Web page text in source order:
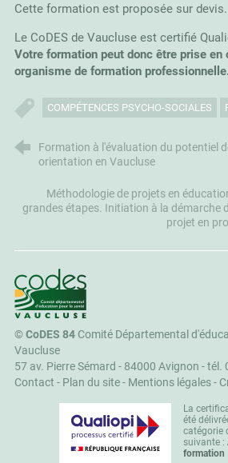
Cette formation est proposée sur devis.
Le CoDES de Vaucluse est certifié
Votre formation peut donc être prise en
organisme de formation professionnelle.
COMPÉTENCES PSYCHO-SOCIALES
Formation à l'évaluation du potentiel
orientation en Vaucluse
Méthodologie de projets en
grandes étapes. Initiation à la démarche
projet en
CoDES 84
©CoDES 84Comité Départemental
Vaucluse
57 av. Pierre Sémard - 84000 Avignon -tél.
Contact - Plan du site- Mentions légales-
La
été
catégorie
suivante :
formation